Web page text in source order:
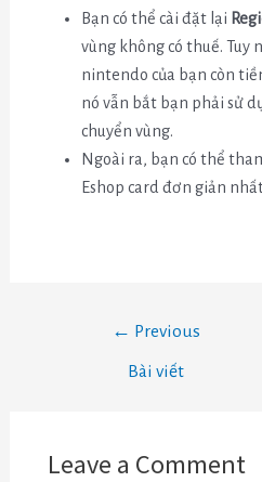
Bạn có thể cài đặt lại
vùng không có thuế. Tuy
nintendo của bạn còn
nó vẫn bắt bạn phải sử
chuyển vùng.
Ngoài ra, bạn có thể
Eshop card đơn giản
← Previous
Bài viết
Leave a Comment